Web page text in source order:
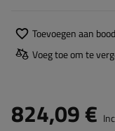
Toevoegen aan
Voeg toe om te
824,09 €